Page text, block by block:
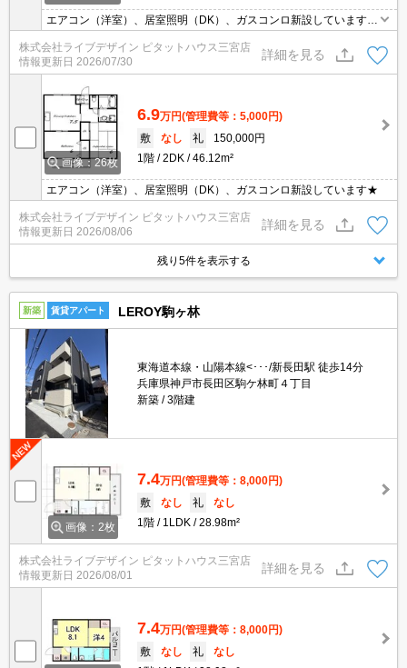
エアコン（洋室）、居室照明（DK）、ガスコンロ新設しています★
追い焚き給湯器付き
株式会社ライブデザイン ピタットハウス三宮店
情報更新日 2026/07/30
詳細を見る
画像：26枚
6.9万円(管理費等：5,000円)
敷
なし 礼
150,000円
1階
2DK 46.12m²
エアコン（洋室）、居室照明（DK）、ガスコンロ新設しています★
株式会社ライブデザイン ピタットハウス三宮店
情報更新日 2026/08/06
詳細を見る
残り5件を表示する
新築 賃貸アパート LEROY駒ヶ林
東海道本線・山陽本線<･･･/新長田駅 徒歩14分
兵庫県神戸市長田区駒ケ林町４丁目
新築
3階建
画像：2枚
7.4万円(管理費等：8,000円)
敷
なし 礼
なし
1階
1LDK 28.98m²
株式会社ライブデザイン ピタットハウス三宮店
情報更新日 2026/08/01
詳細を見る
7.4万円(管理費等：8,000円)
敷
なし 礼
なし